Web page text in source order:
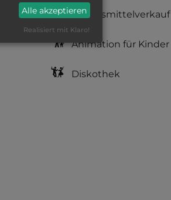
Lebensmittelverkauf
Animation für Kinder
Diskothek
Alle akzeptieren
Realisiert mit Klaro!